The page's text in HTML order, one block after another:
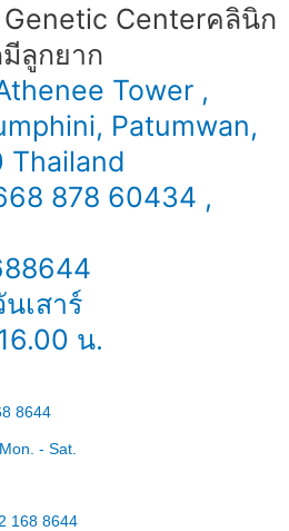
Center​ คลินิก
ลูกยาก
Tower ,
Patumwan,
Thailand
878 60434 ,
เสาร์
น.
8644
, Mon. - Sat.
168 8644